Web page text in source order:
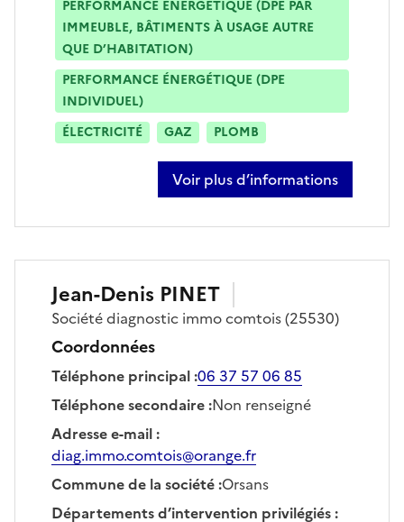
PERFORMANCE ÉNERGÉTIQUE (DPE PAR
IMMEUBLE, BÂTIMENTS À USAGE AUTRE
QUE D’HABITATION)
PERFORMANCE ÉNERGÉTIQUE (DPE
INDIVIDUEL)
ÉLECTRICITÉ
GAZ PLOMB
Voir plus d’informations
sur julien dornier
Jean-Denis PINET
Sociétédiagnostic immo comtois(25530)
Coordonnées
Téléphone principal:06 37 57 06 85
Téléphone secondaire:Non renseigné
Adresse e-mail:
diag.immo.comtois@orange.fr
Commune de la société:Orsans
Départements d’intervention privilégiés: